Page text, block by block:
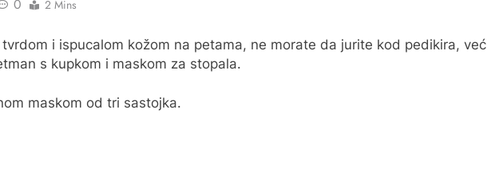
0 2 Mins
i ispucalom kožom na petama, ne morate da jurite kod pedikira, već
s kupkom i maskom za stopala.
maskom od tri sastojka.